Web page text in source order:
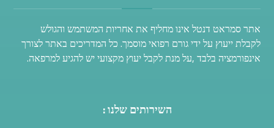
אתר סמראט דנטל אינו מחליף את אחריות המשתמש והגולש
לקבלת ייעוץ על ידי גורם רפואי מוסמך. כל המדריכים באתר לצורך
אינפורמציה בלבד ,על מנת לקבל יעוץ מקצועי יש להגיע למרפאה.
השירותים שלנו :